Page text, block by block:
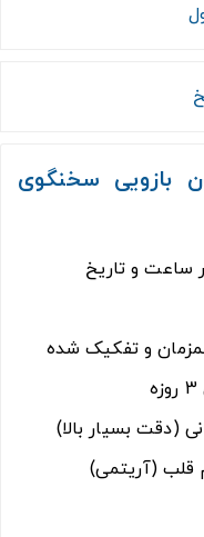
بازویی سخنگوی
و تفکیک شده
(دقت بسیار بالا)
قلب (آریتمی)